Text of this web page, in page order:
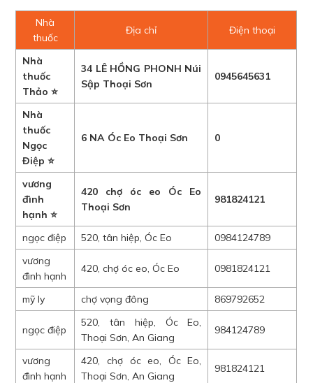
Nhà
thuốc
Địa chỉ Điện thoại
Nhà
thuốc
Thảo ⭐
34 LÊ HỒNG PHONH Núi
Sập Thoại Sơn
0945645631
Nhà
thuốc
Ngọc
Điệp ⭐
6 NA Óc Eo Thoại Sơn 0
vương
đình
hạnh ⭐
420 chợ óc eo Óc Eo
Thoại Sơn
981824121
ngọc điệp 520, tân hiệp, Óc Eo
0984124789
vương
đình hạnh
420, chợ óc eo, Óc Eo 0981824121
mỹ ly chợ vọng đông 869792652
ngọc điệp
520, tân hiệp, Óc Eo,
Thoại Sơn, An Giang
984124789
vương
đình hạnh
420, chợ óc eo, Óc Eo,
Thoại Sơn, An Giang
981824121